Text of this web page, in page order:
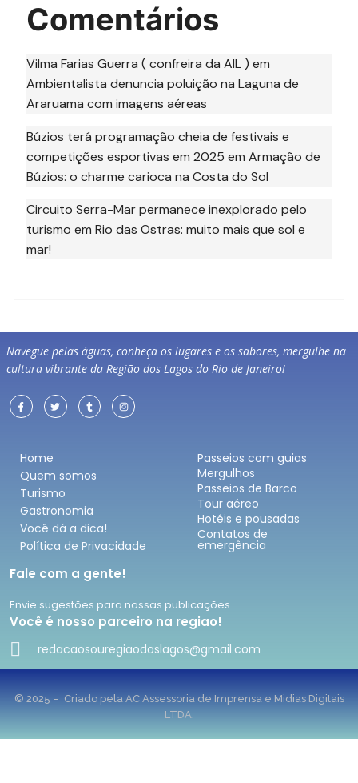
Comentários
Vilma Farias Guerra ( confreira da AIL ) em
Ambientalista denuncia poluição na Laguna de
Araruama com imagens aéreas
Búzios terá programação cheia de festivais e
competições esportivas em 2025 emArmação de
Búzios: o charme carioca na Costa do Sol
Circuito Serra-Mar permanece inexplorado pelo
turismo emRio das Ostras: muito mais que sol e
mar!
Navegue pelas águas, conheça os lugares e os sabores, mergulhe na
cultura vibrante da Região dos Lagos do Rio de Janeiro!
Home
Quem somos
Turismo
Gastronomia
Você dá a dica!
Política de Privacidade
Passeios com guias
Mergulhos
Passeios de Barco
Tour aéreo
Hotéis e pousadas
Contatos de
emergência
Fale com a gente!
Envie sugestões para nossas publicações
Você é nosso parceiro na regiao!
redacaosouregiaodoslagos@gmail.com
© 2025 – Criado pela AC Assessoria de Imprensa e Midias Digitais
LTDA.